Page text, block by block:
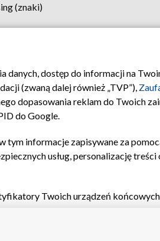
(znaki)
Kontakt
danych, dostęp do informacji na
(zwaną dalej również „TVP”),
dopasowania reklam do Twoich
do Google.
tym informacje zapisywane za
usług, personalizację treści
Twoich urządzeń
oraz
reklam, wyboru
pomiaru wydajności reklam,